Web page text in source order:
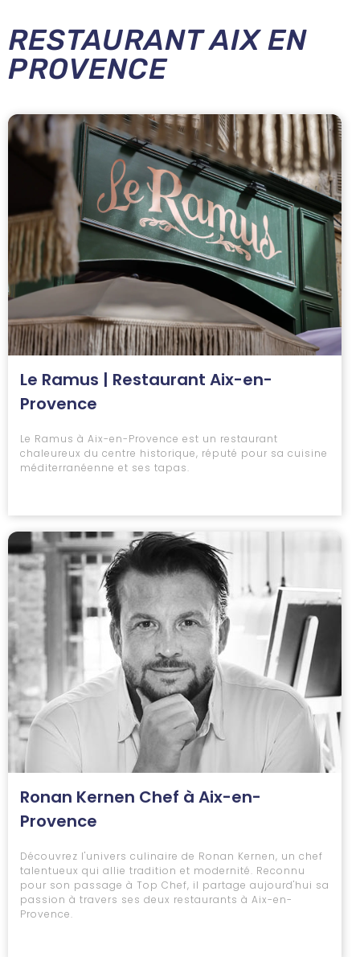
RESTAURANT AIX EN
PROVENCE
Le Ramus | Restaurant Aix-en-
Provence
Le Ramus à Aix-en-Provence est un restaurant
chaleureux du centre historique, réputé pour sa cuisine
méditerranéenne et ses tapas.
Ronan Kernen Chef à Aix-en-
Provence
Découvrez l'univers culinaire de Ronan Kernen, un chef
talentueux qui allie tradition et modernité. Reconnu
pour son passage à Top Chef, il partage aujourd'hui sa
passion à travers ses deux restaurants à Aix-en-
Provence.